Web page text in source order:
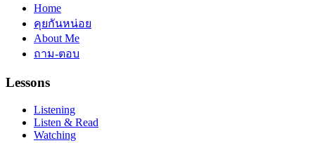
Home
คุยกันหน่อย
About Me
ถาม-ตอบ
Lessons
Listening
Listen & Read
Watching